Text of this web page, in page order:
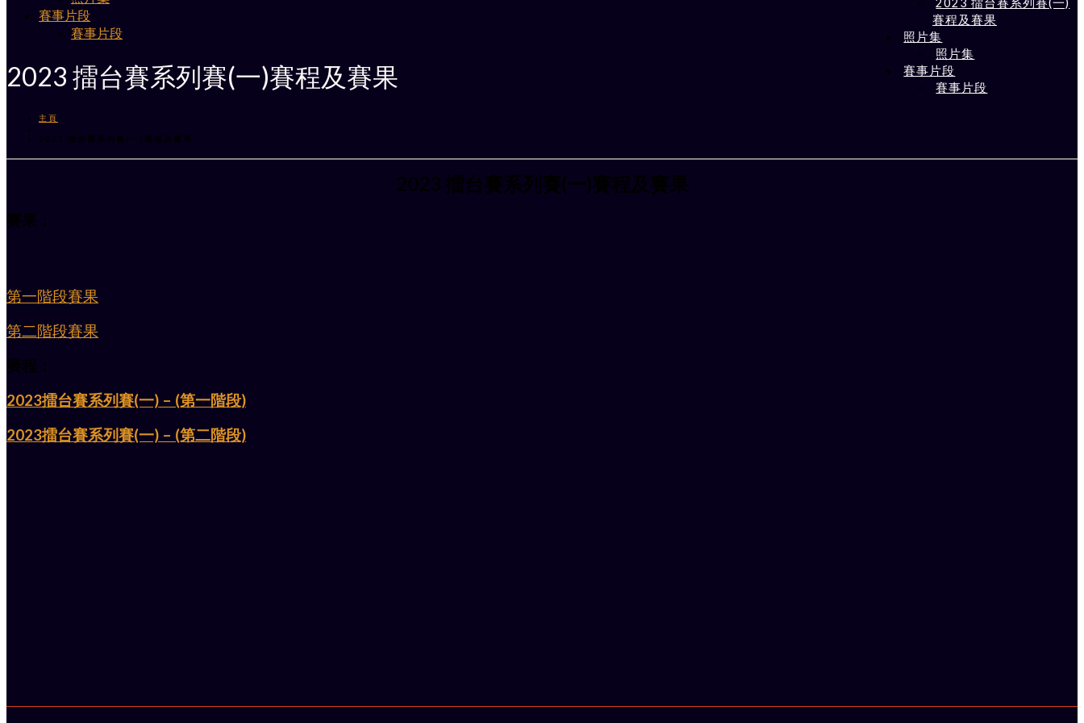
2023 擂台賽系列賽(一)
賽程及賽果
照片集
照片集
賽事片段
賽事片段
賽事片段
賽事片段
2023 擂台賽系列賽(一)賽程及賽果
主頁
2023 擂台賽系列賽(一)賽程及賽果
2023 擂台賽系列賽(一)賽程及賽果
賽果：
第一階段賽果
第二階段賽果
賽程：
2023擂台賽系列賽(一) – (第一階段)
2023擂台賽系列賽(一) – (第二階段)